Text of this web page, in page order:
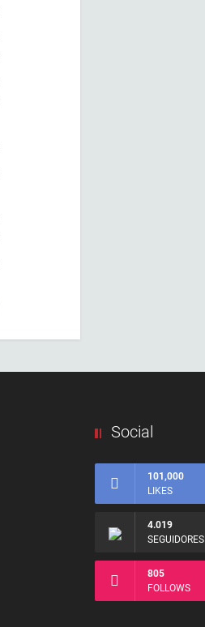
Social
101,000
LIKES
4.019
SEGUIDORES
805
FOLLOWS